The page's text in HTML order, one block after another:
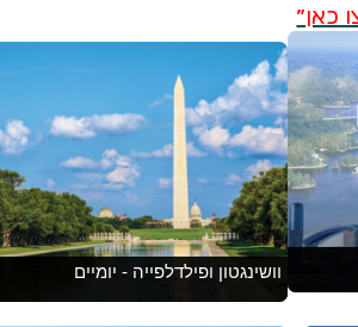
כאן״